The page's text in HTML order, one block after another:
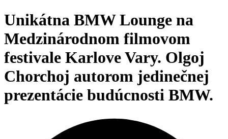
Unikátna BMW Lounge na
Medzinárodnom filmovom
festivale Karlove Vary. Olgoj
Chorchoj autorom jedinečnej
prezentácie budúcnosti BMW.